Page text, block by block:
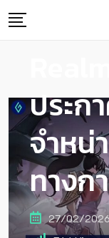
ท้าทา
ประก
จำหน่
ทางก
27/02/2026